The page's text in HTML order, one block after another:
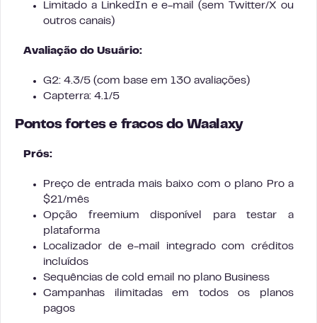
Limitado a LinkedIn e e-mail (sem Twitter/X ou
outros canais)
Avaliação do Usuário:
G2: 4.3/5 (com base em 130 avaliações)
Capterra: 4.1/5
Pontos fortes e fracos do Waalaxy
Prós:
Preço de entrada mais baixo com o plano Pro a
$21/mês
Opção freemium disponível para testar a
plataforma
Localizador de e-mail integrado com créditos
incluídos
Sequências de cold email no plano Business
Campanhas ilimitadas em todos os planos
pagos